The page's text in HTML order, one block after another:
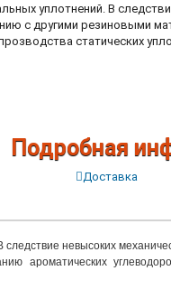
уплотнений. В
с другими резиновыми
статических
Доставка
невысоких
ароматических